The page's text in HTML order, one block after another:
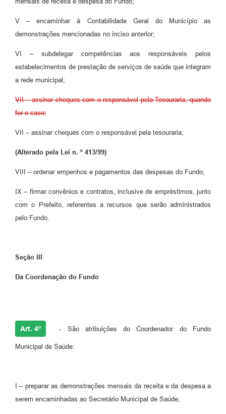
V – encaminhar à Contabilidade Geral do Município as
demonstrações mencionadas no inciso anterior;
VI – subdelegar competências aos responsáveis pelos
estabelecimentos de prestação de serviços de saúde que integram
a rede municipal;
VII – assinar cheques com o responsável pela Tesouraria, quando
for o caso;
VII – assinar cheques com o responsável pela tesouraria;
(Alterado pela Lei n. º 413/99)
VIII – ordenar empenhos e pagamentos das despesas do Fundo;
IX – firmar convênios e contratos, inclusive de empréstimos, junto
com o Prefeito, referentes a recursos que serão administrados
pelo Fundo.
Seção III
Da Coordenação do Fundo
Art. 4º - São atribuições do Coordenador do Fundo
Municipal de Saúde:
I – preparar as demonstrações mensais da receita e da despesa a
serem encaminhadas ao Secretário Municipal de Saúde;